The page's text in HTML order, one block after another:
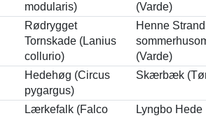
modularis)
(Varde)
Rødrygget
Tornskade (Lanius
collurio)
Henne Strand
(Varde)
Hedehøg (Circus
pygargus)
Skærbæk
Lærkefalk (Falco
Lyngbo Hede